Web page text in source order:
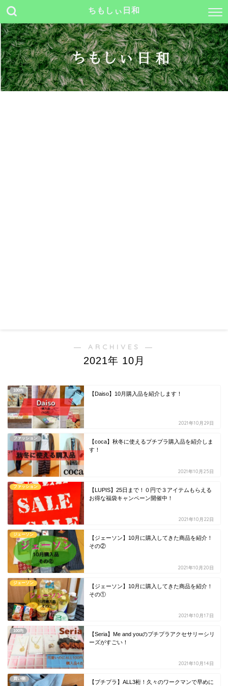
ちもしぃ日和
― ARCHIVES ―
2021年 10月
100均
【Daiso】10月購入品を紹介します！
2021年10月29日
ファッション
【coca】秋冬に使えるプチプラ購入品を紹介しま
す！
2021年10月25日
ファッション
【LUPIS】25日まで！０円で３アイテムもらえる
お得な福袋キャンペーン開催中！
2021年10月22日
ジェーソン
【ジェーソン】10月に購入してきた商品を紹介！
その②
2021年10月20日
ジェーソン
【ジェーソン】10月に購入してきた商品を紹介！
その①
2021年10月17日
100均
【Seria】Me and youのプチプラアクセサリーシリ
ーズがすごい！
2021年10月14日
買い物
【プチプラ】ALL3桁！久々のワークマンで早めに